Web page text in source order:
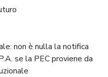
non è nulla la notifica
se la PEC proviene da